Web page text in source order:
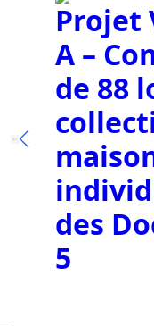
Projet
A –
de 88
des
5